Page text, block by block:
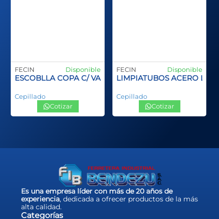
PLASTCO SPID INOX
FECIN Disponible
ESCOBLLA COPA C/ VASTAGO
Cepillado
Cotizar
FECIN Disponible
LIMPIATUBOS ACERO
Cepillado
Cotizar
Es una empresa líder con más de 20 años de
experiencia, dedicada a ofrecer productos de la más
alta calidad.
Categorías